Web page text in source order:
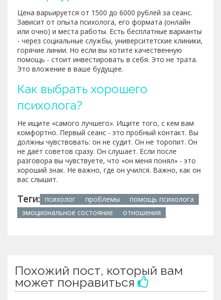
Цена варьируется от 1500 до 6000 рублей за сеанс.
Зависит от опыта психолога, его формата (онлайн
или очно) и места работы. Есть бесплатные варианты
- через социальные службы, университетские клиники,
горячие линии. Но если вы хотите качественную
помощь - стоит инвестировать в себя. Это не трата.
Это вложение в ваше будущее.
Как выбрать хорошего
психолога?
Не ищите «самого лучшего». Ищите того, с кем вам
комфортно. Первый сеанс - это пробный контакт. Вы
должны чувствовать: он не судит. Он не торопит. Он
не даёт советов сразу. Он слушает. Если после
разговора вы чувствуете, что «он меня понял» - это
хороший знак. Не важно, где он учился. Важно, как он
вас слышит.
Теги: психолог проблемы
помощь психолога
эмоциональное состояние
отношения
Похожий пост, который вам
может понравиться